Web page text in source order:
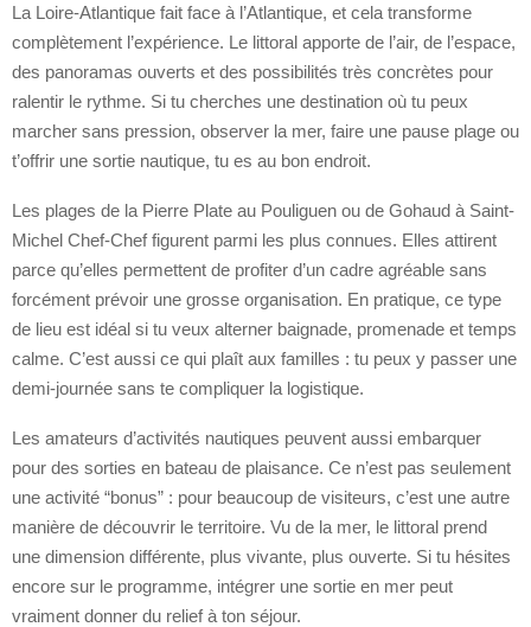
La Loire-Atlantique fait face à l’Atlantique, et cela transforme
complètement l’expérience. Le littoral apporte de l’air, de l’espace,
des panoramas ouverts et des possibilités très concrètes pour
ralentir le rythme. Si tu cherches une destination où tu peux
marcher sans pression, observer la mer, faire une pause plage ou
t’offrir une sortie nautique, tu es au bon endroit.
Les plages de la Pierre Plate au Pouliguen ou de Gohaud à Saint-
Michel Chef-Chef figurent parmi les plus connues. Elles attirent
parce qu’elles permettent de profiter d’un cadre agréable sans
forcément prévoir une grosse organisation. En pratique, ce type
de lieu est idéal si tu veux alterner baignade, promenade et temps
calme. C’est aussi ce qui plaît aux familles : tu peux y passer une
demi-journée sans te compliquer la logistique.
Les amateurs d’activités nautiques peuvent aussi embarquer
pour des sorties en bateau de plaisance. Ce n’est pas seulement
une activité “bonus” : pour beaucoup de visiteurs, c’est une autre
manière de découvrir le territoire. Vu de la mer, le littoral prend
une dimension différente, plus vivante, plus ouverte. Si tu hésites
encore sur le programme, intégrer une sortie en mer peut
vraiment donner du relief à ton séjour.